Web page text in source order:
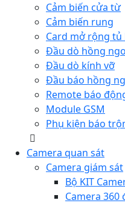
Cảm biến cửa từ
Cảm biến rung
Card mở rộng tủ
Đầu dò hồng
Đầu dò kính vỡ
Đầu báo hồng
Remote báo
Module GSM
Phụ kiện báo
Camera quan sát
Camera giám sát
Bộ KIT
Camera 360